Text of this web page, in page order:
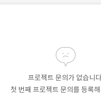
프로젝트 문의가 없습니
첫 번째 프로젝트 문의를 등록